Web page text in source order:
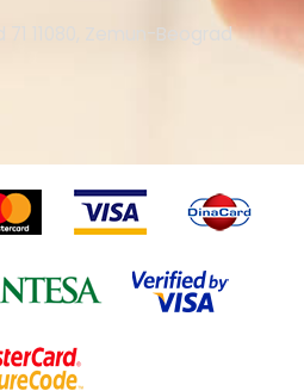
11080, Zemun-Beograd